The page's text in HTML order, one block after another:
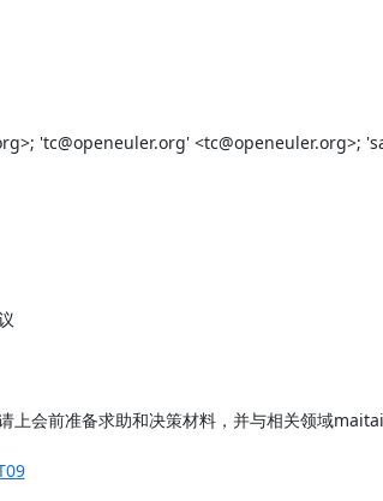
'tc@openeuler.org' <tc@openeuler.org>;
会前准备求助和决策材料，并与相关领域